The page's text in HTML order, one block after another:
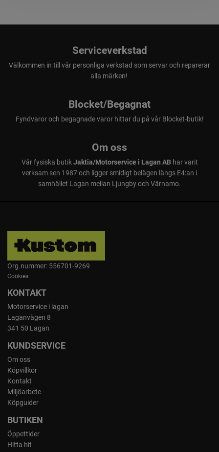
Serviceverkstad
Välkommen in till vår personliga verkstad som servar och reparerar
alla märken!
Blocket/Begagnat
Fyndvaror och begagnade varor hittar du på vår Blocket-butik!
Om oss
Vår fysiska butikJaktia/Motorservice i Lagan ABhar varit
verksam sen 1987 och ligger smidigt belägen längs E4:an i
samhället Lagan mellan Ljungby och Värnamo.
Org.nummer: 556701-9269
Cookies
KONTAKT
Motorservice i lagan
Laganvägen 8
341 50 Lagan
KUNDSERVICE
Om oss
Köpvillkor
Kontakt
Miljöarbete
Köpguider
BUTIKEN
Öppettider
Hitta hit